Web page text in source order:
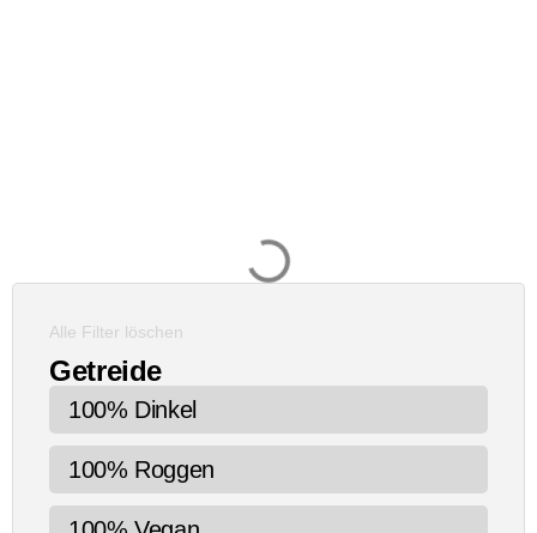
Alle Filter löschen
Getreide
100% Dinkel
100% Roggen